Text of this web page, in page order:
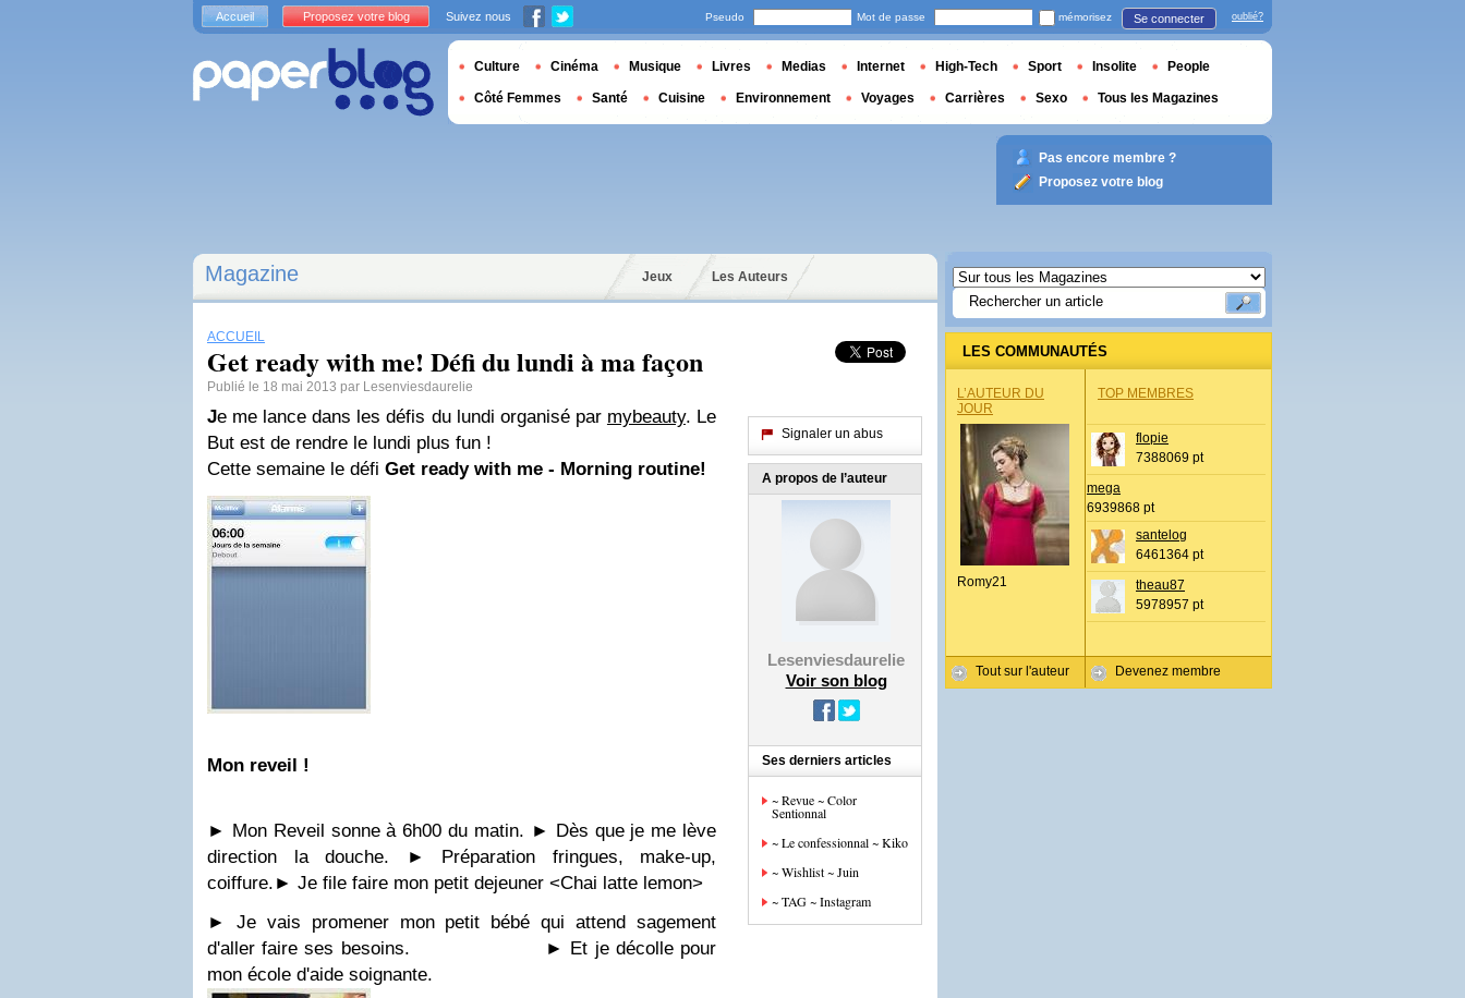
Magazine Jeux Les Auteurs
ACCUEIL
Get ready with me! Défi du lundi à ma façon
Publié le 18 mai 2013 par Lesenviesdaurelie
Je me lance dans les défis du lundi organisé par mybeauty. Le
But est de rendre le lundi plus fun !
Cette semaine le défi Get ready with me - Morning routine!
Mon reveil !
► Mon Reveil sonne à 6h00 du matin. ► Dès que je me lève
direction la douche.
► Préparation fringues, make-up,
coiffure. ► Je file faire mon petit dejeuner <Chai latte lemon>
► Je vais promener mon petit bébé qui attend sagement
d'aller faire ses besoins. ► Et je décolle pour
mon école d'aide soignante.
Signaler un abus
A propos de l’auteur
Lesenviesdaurelie
Voir son blog
Ses derniers articles
~ Revue ~ Color
Sentionnal
~ Le confessionnal ~ Kiko
~ Wishlist ~ Juin
~ TAG ~ Instagram
LES COMMUNAUTÉS
L’AUTEUR DU
JOUR
Romy21
Tout sur l'auteur
TOP MEMBRES
flopie
7388069 pt
mega
6939868 pt
santelog
6461364 pt
theau87
5978957 pt
Devenez membre
Accueil Proposez votre blog Suivez nous Pseudo Mot de passe mémorisez Se connecter oublié?
Culture Cinéma Musique Livres Medias Internet High-Tech Sport Insolite People
Côté Femmes Santé Cuisine Environnement Voyages Carrières Sexo Tous les Magazines
Pas encore membre ?
Proposez votre blog